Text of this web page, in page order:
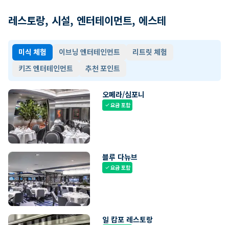
레스토랑, 시설, 엔터테이먼트, 에스테
미식 체험 이브닝 엔터테인먼트
리트릿 체험
키즈 엔터테인먼트
추천 포인트
오페라/심포니
check요금 포함
블루 다뉴브
check요금 포함
일 캄포 레스토랑